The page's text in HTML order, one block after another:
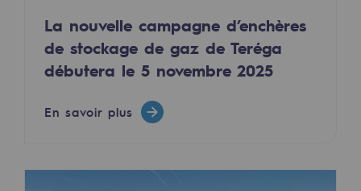
Responsabilité sociale et territoriale
Responsabilité sociale et
Energiz Mouv
Energiz Mouv
La nouvelle campagne d’enchères
de stockage de gaz de Teréga
débutera le 5 novembre 2025
En savoir plus